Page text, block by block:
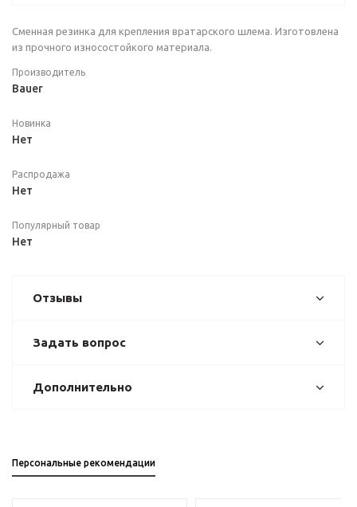
Сменная резинка для крепления вратарского шлема. Изготовлена
из прочного износостойкого материала.
Производитель
Bauer
Новинка
Нет
Распродажа
Нет
Популярный товар
Нет
Отзывы
Задать вопрос
Дополнительно
Персональные рекомендации